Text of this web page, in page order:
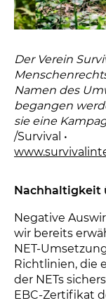
Der Verein
Namen des
begangen
sie eine
/Survival •
Nachhaltigkeit
Negative
wir bereits
NET-
Richtlinien, die
der NETs
EBC-Zertifikat